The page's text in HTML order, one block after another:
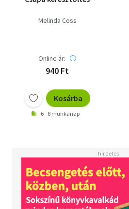
Melinda Coss
Online ár:
940 Ft
Kosárba
6 - 8 munkanap